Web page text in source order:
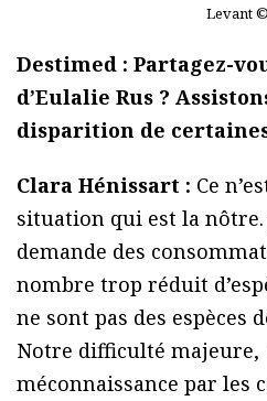
Levant
Destimed : Partagez-
d’Eulalie Rus ?
disparition de certaines
Clara Hénissart : Ce
situation qui est la
demande des
nombre trop réduit
ne sont pas des espèces
Notre difficulté majeure,
méconnaissance par les